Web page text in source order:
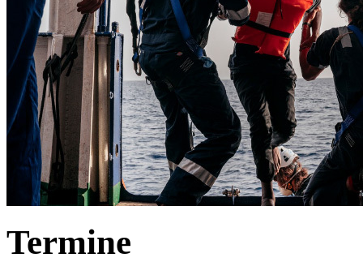
Termine